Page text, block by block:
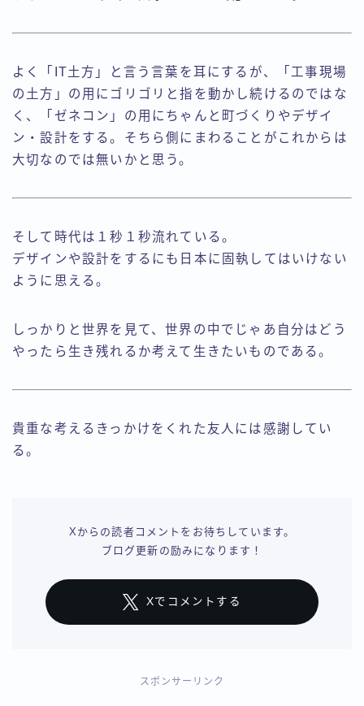
よく「IT土方」と言う言葉を耳にするが、「工事現場
の土方」の用にゴリゴリと指を動かし続けるのではな
く、「ゼネコン」の用にちゃんと町づくりやデザイ
ン・設計をする。そちら側にまわることがこれからは
大切なのでは無いかと思う。
そして時代は１秒１秒流れている。
デザインや設計をするにも日本に固執してはいけない
ように思える。
しっかりと世界を見て、世界の中でじゃあ自分はどう
やったら生き残れるか考えて生きたいものである。
貴重な考えるきっかけをくれた友人には感謝してい
る。
Xからの読者コメントをお待ちしています。
ブログ更新の励みになります！
Xでコメントする
スポンサーリンク